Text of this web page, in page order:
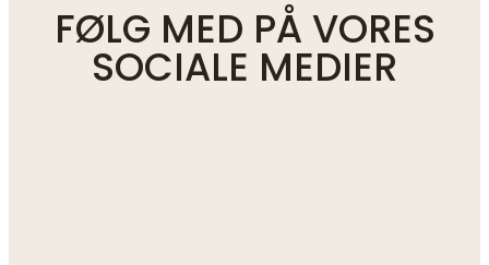
FØLG MED PÅ VORES
SOCIALE MEDIER